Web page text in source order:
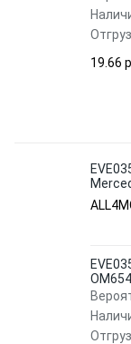
19.66 p.